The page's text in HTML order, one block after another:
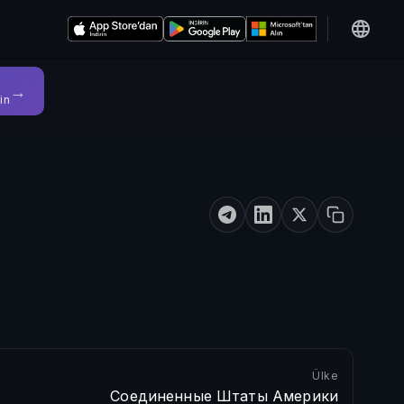
→
Ülke
Соединенные Штаты Америки